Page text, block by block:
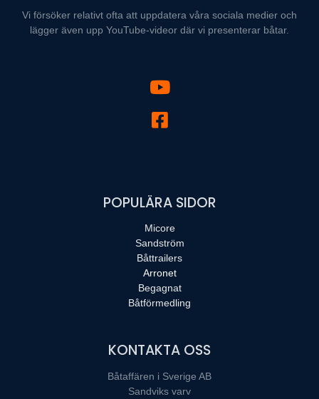
Vi försöker relativt ofta att uppdatera våra sociala medier och
lägger även upp YouTube-videor där vi presenterar båtar.
POPULÄRA SIDOR
Micore
Sandström
Båttrailers
Arronet
Begagnat
Båtförmedling
KONTAKTA OSS
Båtaffären i Sverige AB
Sandviks varv